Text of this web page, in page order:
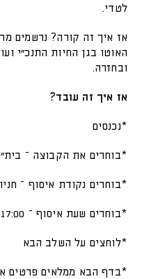
לטדי.
אז איך זה קורה? נרשמים
האוטו בגן החיות התנכ"י
ובחזרה.
אז איך זה עובד?
*נכנסים
*בוחרים את הקבוצה –
*בוחרים נקודת איסוף –
*בוחרים שעת איסוף – 17:00 / 18:00 / 19:00
*לוחצים על השלב הבא
*בדף הבא ממלאים פרטים